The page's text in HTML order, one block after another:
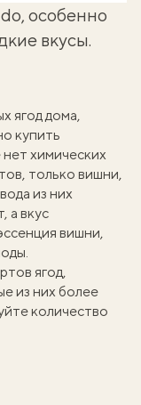
особенно
вкусы.
ягод дома,
купить
химических
только вишни,
из них
а вкус
вишни,
ягод,
из них более
количество